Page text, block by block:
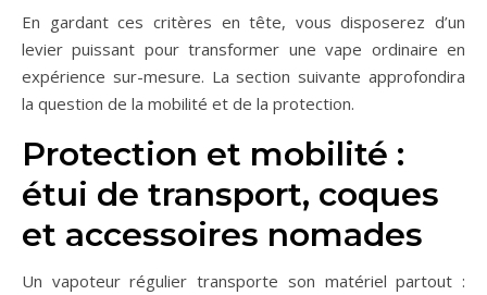
En gardant ces critères en tête, vous disposerez d’un
levier puissant pour transformer une vape ordinaire en
expérience sur-mesure. La section suivante approfondira
la question de la mobilité et de la protection.
Protection et mobilité :
étui de transport, coques
et accessoires nomades
Un vapoteur régulier transporte son matériel partout :